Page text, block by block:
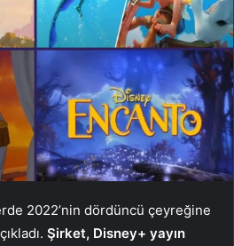
2022’nin dördüncü çeyreğine
Şirket, Disney+ yayın